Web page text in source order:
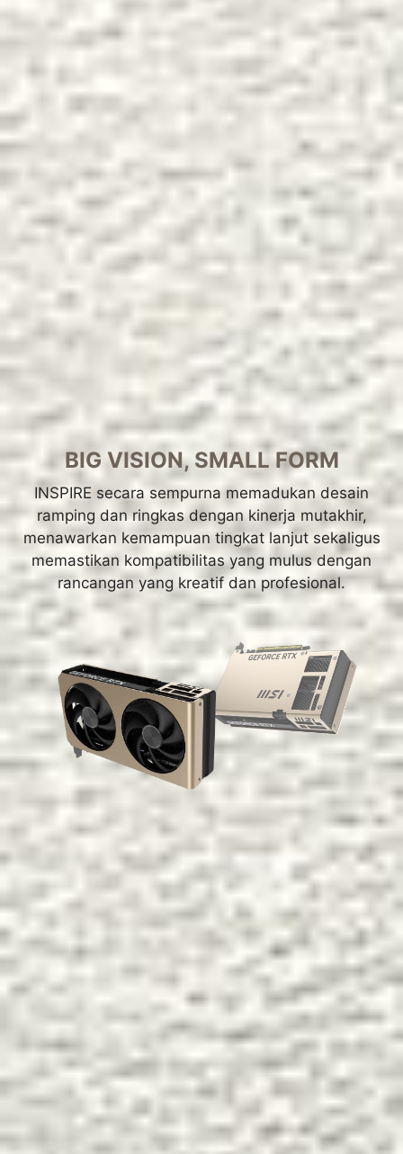
BIG VISION, SMALL FORM
INSPIRE secara sempurna memadukan desain
ramping dan ringkas dengan kinerja mutakhir,
menawarkan kemampuan tingkat lanjut sekaligus
memastikan kompatibilitas yang mulus dengan
rancangan yang kreatif dan profesional.